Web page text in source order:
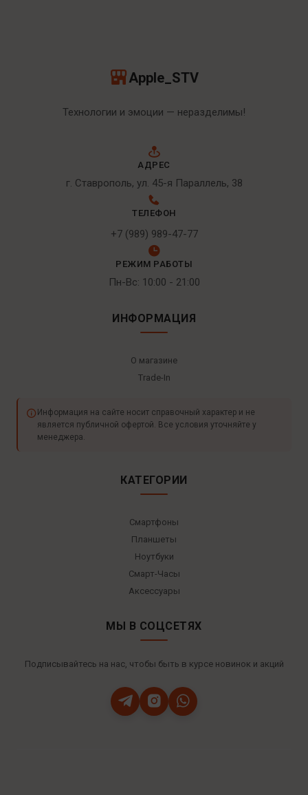
Apple_STV
Технологии и эмоции — неразделимы!
АДРЕС
г. Ставрополь, ул. 45-я Параллель, 38
ТЕЛЕФОН
+7 (989) 989-47-77
РЕЖИМ РАБОТЫ
Пн-Вс: 10:00 - 21:00
ИНФОРМАЦИЯ
О магазине
Trade-In
Информация на сайте носит справочный характер и не
является публичной офертой. Все условия уточняйте у
менеджера.
КАТЕГОРИИ
Смартфоны
Планшеты
Ноутбуки
Смарт-Часы
Аксессуары
МЫ В СОЦСЕТЯХ
Подписывайтесь на нас, чтобы быть в курсе новинок и акций